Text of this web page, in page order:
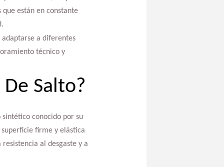
están en constante
adaptarse a diferentes
técnico y
Salto?
conocido por su
firme y elástica
al desgaste y a